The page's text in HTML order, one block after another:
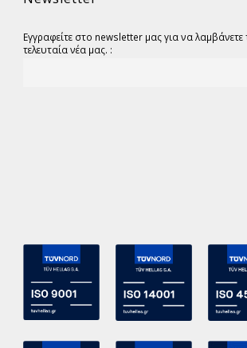
Εγγραφείτε στο newsletter μας για να λαμβάνετε
τελευταία νέα μας. :